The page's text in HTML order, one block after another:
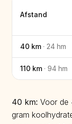
Afstand
40 km · 24 hm
110 km · 94 hm
40 km: Voor de
gram